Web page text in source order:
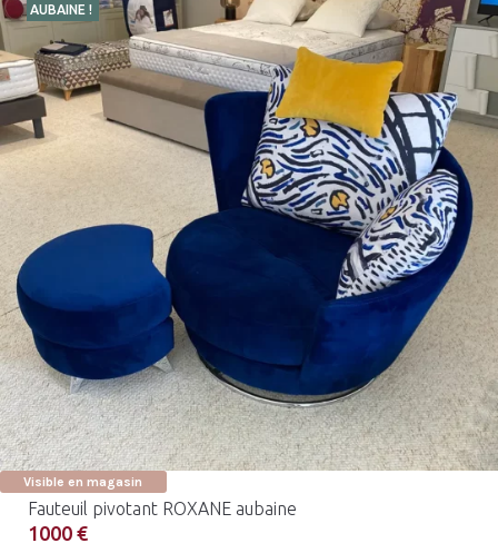
AUBAINE !
Visible en magasin
Fauteuil pivotant ROXANE aubaine
1000 €